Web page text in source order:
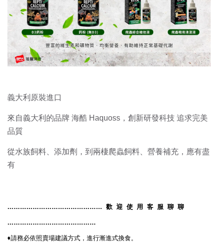
義大利原裝進口
來自義大利的品牌 海酷 Haquoss，創新研發科技 追求完美
品質
從水族飼料、添加劑，到兩棲爬蟲飼料、營養補充，應有盡
有
……………………………………… 歡 迎 使 用 客 服 聊 聊
……………………………………
♦️請務必依照賣場建議方式，進行漸進式換食。